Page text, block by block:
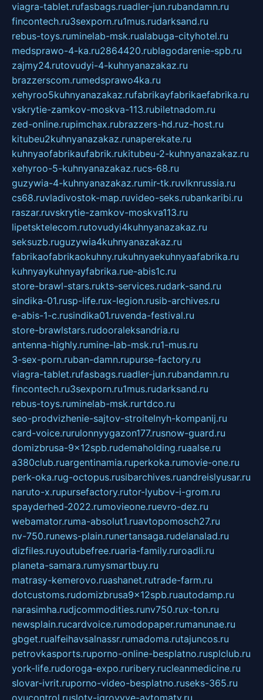
viagra-tablet.rufasbags.ruadler-jun.rubandamn.ru
fincontech.ru3sexporn.ru1mus.rudarksand.ru
rebus-toys.ruminelab-msk.rualabuga-cityhotel.ru
medsprawo-4-ka.ru2864420.rublagodarenie-spb.ru
zajmy24.rutovudyi-4-kuhnyanazakaz.ru
brazzerscom.rumedsprawo4ka.ru
xehyroo5kuhnyanazakaz.rufabrikayfabrikaefabrika.ru
vskrytie-zamkov-moskva-113.rubiletnadom.ru
zed-online.rupimchax.rubrazzers-hd.ruz-host.ru
kitubeu2kuhnyanazakaz.runaperekate.ru
kuhnyaofabrikaufabrik.rukitubeu-2-kuhnyanazakaz.ru
xehyroo-5-kuhnyanazakaz.rucs-68.ru
guzywia-4-kuhnyanazakaz.rumir-tk.ruvlknrussia.ru
cs68.ruvladivostok-map.ruvideo-seks.rubankaribi.ru
raszar.ruvskrytie-zamkov-moskva113.ru
lipetsktelecom.rutovudyi4kuhnyanazakaz.ru
seksuzb.ruguzywia4kuhnyanazakaz.ru
fabrikaofabrikaokuhny.rukuhnyaekuhnyaafabrika.ru
kuhnyaykuhnyayfabrika.rue-abis1c.ru
store-brawl-stars.rukts-services.rudark-sand.ru
sindika-01.rusp-life.rux-legion.rusib-archives.ru
e-abis-1-c.rusindika01.ruvenda-festival.ru
store-brawlstars.rudooraleksandria.ru
antenna-highly.rumine-lab-msk.ru1-mus.ru
3-sex-porn.ruban-damn.rupurse-factory.ru
viagra-tablet.rufasbags.ruadler-jun.rubandamn.ru
fincontech.ru3sexporn.ru1mus.rudarksand.ru
rebus-toys.ruminelab-msk.rurtdco.ru
seo-prodvizhenie-sajtov-stroitelnyh-kompanij.ru
card-voice.rurulonnyygazon177.rusnow-guard.ru
domizbrusa-9x12spb.rudemaholding.ruaalse.ru
a380club.ruargentinamia.ruperkoka.rumovie-one.ru
perk-oka.rug-octopus.rusibarchives.ruandreislyusar.ru
naruto-x.rupursefactory.rutor-lyubov-i-grom.ru
spayderhed-2022.rumovieone.ruevro-dez.ru
webamator.ruma-absolut1.ruavtopomosch27.ru
nv-750.runews-plain.runertansaga.rudelanalad.ru
dizfiles.ruyoutubefree.ruaria-family.ruroadli.ru
planeta-samara.rumysmartbuy.ru
matrasy-kemerovo.ruashanet.rutrade-farm.ru
dotcustoms.rudomizbrusa9x12spb.ruautodamp.ru
narasimha.rudjcommodities.runv750.rux-ton.ru
newsplain.rucardvoice.rumodopaper.rumanunae.ru
gbget.rualfeihavsalnassr.rumadoma.rutajuncos.ru
petrovkasports.ruporno-online-besplatno.rusplclub.ru
york-life.rudoroga-expo.ruribery.rucleanmedicine.ru
slovar-ivrit.ruporno-video-besplatno.ruseks-365.ru